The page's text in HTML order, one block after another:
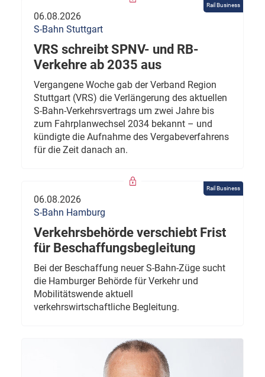
Rail Business
06.08.2026
S-Bahn Stuttgart
VRS schreibt SPNV- und RB-
Verkehre ab 2035 aus
Vergangene Woche gab der Verband Region
Stuttgart (VRS) die Verlängerung des aktuellen
S-Bahn-Verkehrsvertrags um zwei Jahre bis
zum Fahrplanwechsel 2034 bekannt – und
kündigte die Aufnahme des Vergabeverfahrens
für die Zeit danach an.
Rail Business
06.08.2026
S-Bahn Hamburg
Verkehrsbehörde verschiebt Frist
für Beschaffungsbegleitung
Bei der Beschaffung neuer S-Bahn-Züge sucht
die Hamburger Behörde für Verkehr und
Mobilitätswende aktuell
verkehrswirtschaftliche Begleitung.